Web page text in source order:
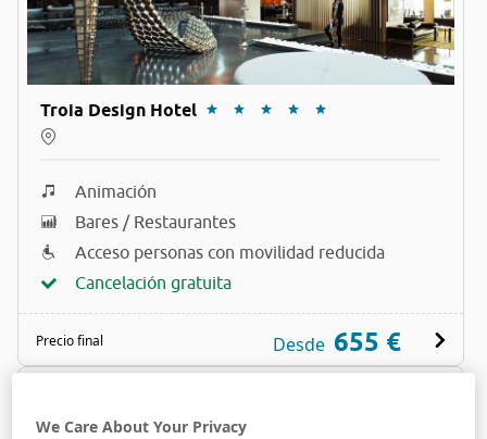
Troia Design Hotel
Animación
Bares / Restaurantes
Acceso personas con movilidad reducida
Cancelación gratuita
Precio final Desde 655 €
We Care About Your Privacy